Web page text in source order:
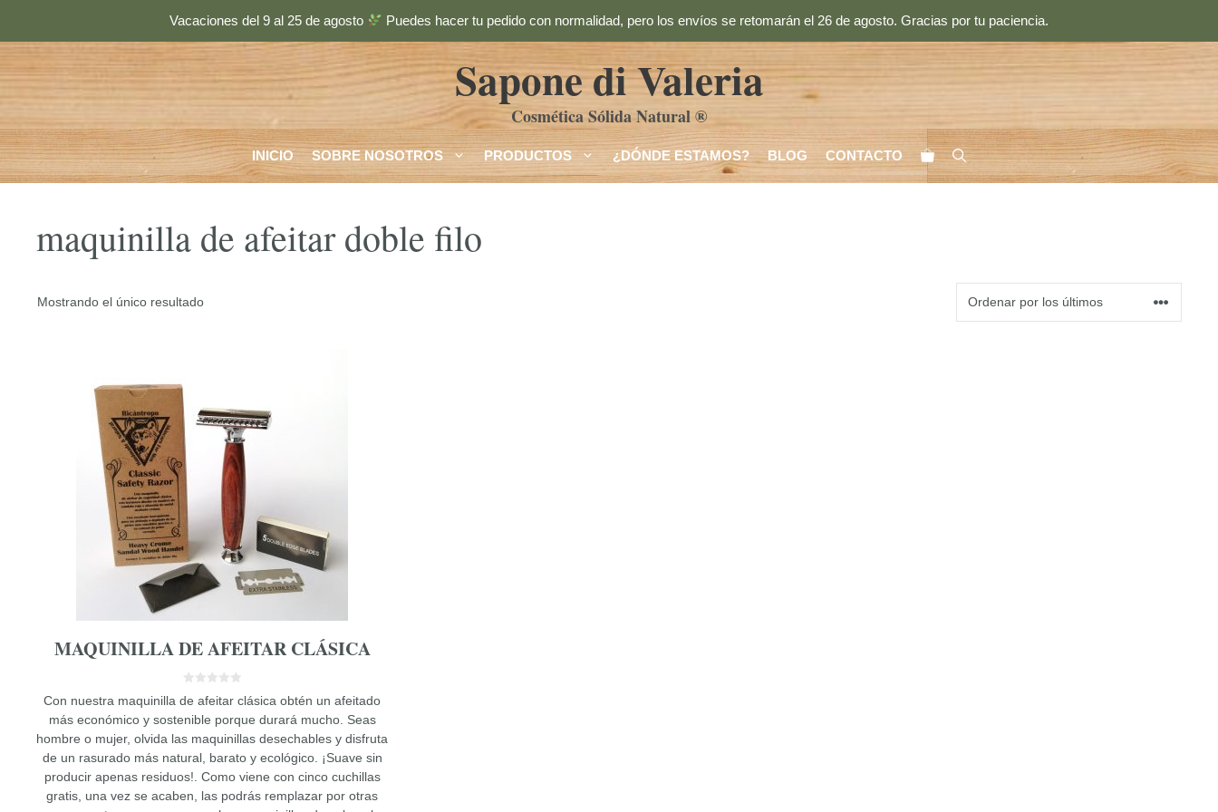
contenido
Vacaciones del 9 al 25 de agosto Puedes hacer tu pedido con normalidad, pero los envíos se retomarán el 26 de agosto. Gracias por tu paciencia.
Sapone di Valeria
Cosmética Sólida Natural ®
INICIO SOBRE NOSOTROS PRODUCTOS ¿DÓNDE ESTAMOS? BLOG CONTACTO
maquinilla de afeitar doble filo
Mostrando el único resultado
MAQUINILLA DE AFEITAR CLÁSICA
d
5
Con nuestra maquinilla de afeitar clásica obtén un afeitado
más económico y sostenible porque durará mucho. Seas
hombre o mujer, olvida las maquinillas desechables y disfruta
de un rasurado más natural, barato y ecológico. ¡Suave sin
producir apenas residuos!. Como viene con cinco cuchillas
gratis, una vez se acaben, las podrás remplazar por otras